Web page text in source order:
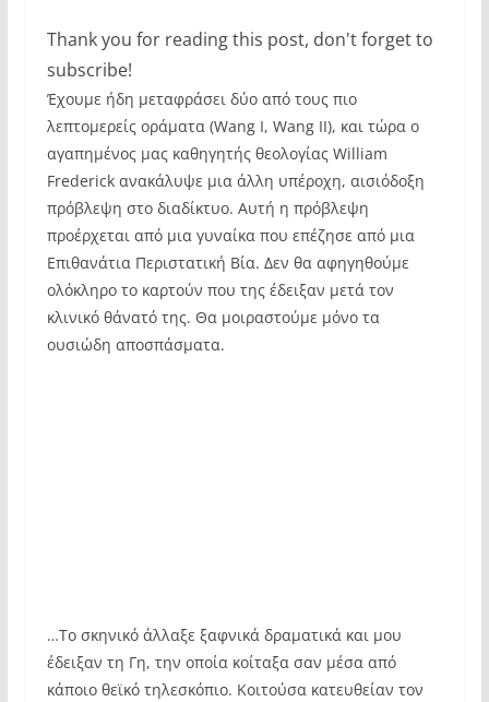
Thank you for reading this post, don't forget to
subscribe!
Έχουμε ήδη μεταφράσει δύο από τους πιο
λεπτομερείς οράματα (Wang I, Wang II), και τώρα ο
αγαπημένος μας καθηγητής θεολογίας William
Frederick ανακάλυψε μια άλλη υπέροχη, αισιόδοξη
πρόβλεψη στο διαδίκτυο. Αυτή η πρόβλεψη
προέρχεται από μια γυναίκα που επέζησε από μια
Επιθανάτια Περιστατική Βία. Δεν θα αφηγηθούμε
ολόκληρο το καρτούν που της έδειξαν μετά τον
κλινικό θάνατό της. Θα μοιραστούμε μόνο τα
ουσιώδη αποσπάσματα.
…Το σκηνικό άλλαξε ξαφνικά δραματικά και μου
έδειξαν τη Γη, την οποία κοίταξα σαν μέσα από
κάποιο θεϊκό τηλεσκόπιο. Κοιτούσα κατευθείαν τον